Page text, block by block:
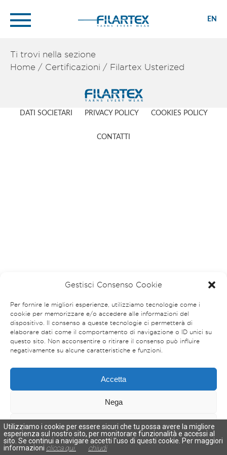
Gestisci Consenso Cookie
Per fornire le migliori esperienze, utilizziamo tecnologie come i
cookie per memorizzare e/o accedere alle informazioni del
dispositivo. Il consenso a queste tecnologie ci permetterà di
elaborare dati come il comportamento di navigazione o ID unici su
questo sito. Non acconsentire o ritirare il consenso può influire
negativamente su alcune caratteristiche e funzioni.
Accetta
Nega
Visualizza le preferenze
Cookies Policy Privacy Policy
EN
Ti trovi nella sezione
Home / Certificazioni / Filartex Usterized
DATI SOCIETARI PRIVACY POLICY COOKIES POLICY
CONTATTI
Utilizziamo i cookie per essere sicuri che tu possa avere la migliore
esperienza sul nostro sito, per monitorare funzionalità e accessi al
sito. Se continui a navigare accetti l'uso di questi cookie. Per maggiori
informazioni clicca qui. chiudi